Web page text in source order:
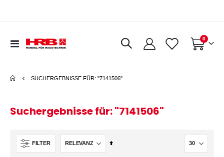
Navigation
Warenkorb
0Artikel
SUCHERGEBNISSE FÜR: "7141506"
Suchergebnisse für: "7141506"
FILTER
In